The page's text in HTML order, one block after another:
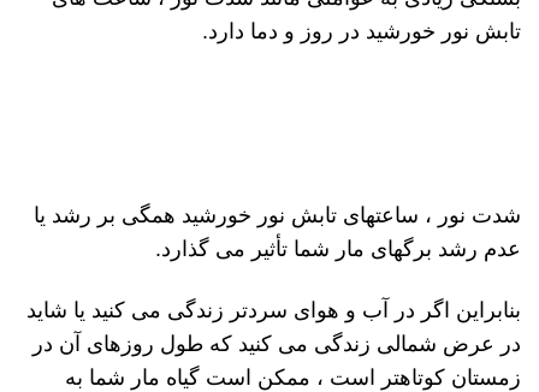
تابش نور خورشید در روز و دما دارد.
شدت نور ، ساعتهای تابش نور خورشید همگی بر رشد یا
عدم رشد برگهای مار شما تأثیر می گذارد.
بنابراین اگر در آب و هوای سردتر زندگی می کنید یا شاید
در عرض شمالی زندگی می کنید که طول روزهای آن در
زمستان کوتاهتر است ، ممکن است گیاه مار شما به